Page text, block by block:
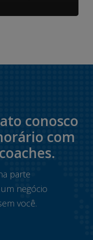
conosco
com
parte
negócio
você.